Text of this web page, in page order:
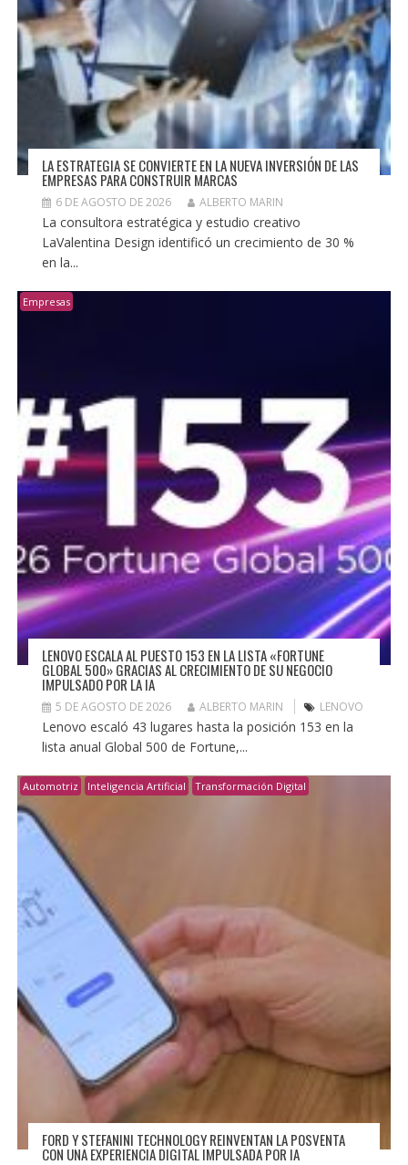
LA ESTRATEGIA SE CONVIERTE EN LA NUEVA INVERSIÓN DE LAS
EMPRESAS PARA CONSTRUIR MARCAS
6 DE AGOSTO DE 2026 ALBERTO MARIN
La consultora estratégica y estudio creativo
LaValentina Design identificó un crecimiento de 30 %
en la...
Empresas
LENOVO ESCALA AL PUESTO 153 EN LA LISTA «FORTUNE
GLOBAL 500» GRACIAS AL CRECIMIENTO DE SU NEGOCIO
IMPULSADO POR LA IA
5 DE AGOSTO DE 2026 ALBERTO MARIN LENOVO
Lenovo escaló 43 lugares hasta la posición 153 en la
lista anual Global 500 de Fortune,...
Automotriz Inteligencia Artificial Transformación Digital
FORD Y STEFANINI TECHNOLOGY REINVENTAN LA POSVENTA
CON UNA EXPERIENCIA DIGITAL IMPULSADA POR IA